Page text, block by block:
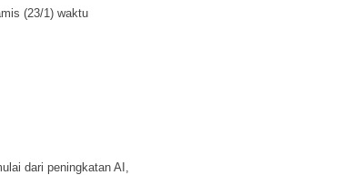
(23/1) waktu
dari peningkatan AI,